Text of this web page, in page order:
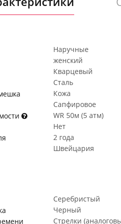
Наручные
женский
Кварцевый
Сталь
Кожа
Сапфировое
WR 50м (5 атм)
Нет
2 года
Швейцария
Серебристый
Черный
Стрелки